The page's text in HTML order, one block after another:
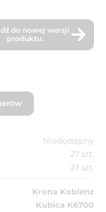
do nowej wersji
produktu.
Niedostępny
27 szt.
27 szt.
Krona Koblenz
Kubica K6700